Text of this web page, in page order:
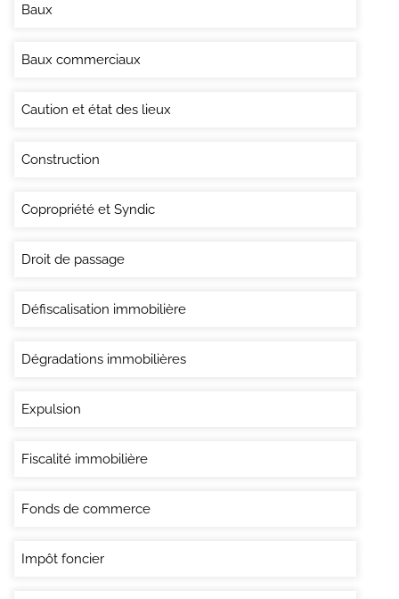
Baux
Baux commerciaux
Caution et état des lieux
Construction
Copropriété et Syndic
Droit de passage
Défiscalisation immobilière
Dégradations immobilières
Expulsion
Fiscalité immobilière
Fonds de commerce
Impôt foncier